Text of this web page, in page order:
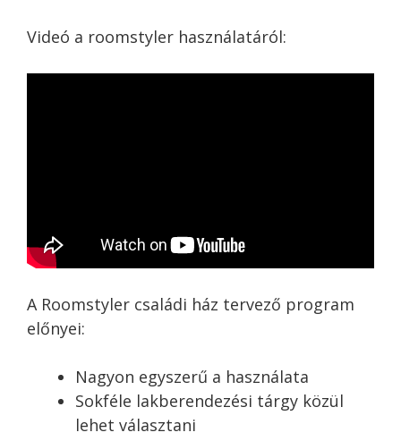
Videó a roomstyler használatáról:
A Roomstyler családi ház tervező program
előnyei:
Nagyon egyszerű a használata
Sokféle lakberendezési tárgy közül
lehet választani